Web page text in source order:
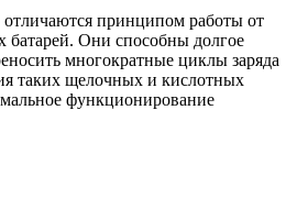
принципом работы от
батарей. Они способны долгое
многократные циклы заряда
таких щелочных и кислотных
функционирование